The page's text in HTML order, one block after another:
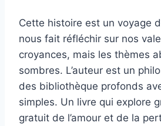
Cette histoire est un voyage
nous fait réfléchir sur nos
croyances, mais les thèmes
sombres. L’auteur est un
des bibliothèque profonds
simples. Un livre qui explore
gratuit de l’amour et de la